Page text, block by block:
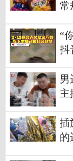
常
“
抖
男
主
插
的